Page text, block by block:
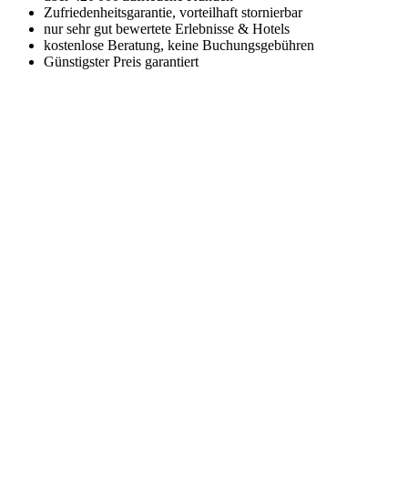
Zufriedenheitsgarantie, vorteilhaft stornierbar
nur sehr gut bewertete Erlebnisse & Hotels
kostenlose Beratung, keine Buchungsgebühren
Günstigster Preis garantiert